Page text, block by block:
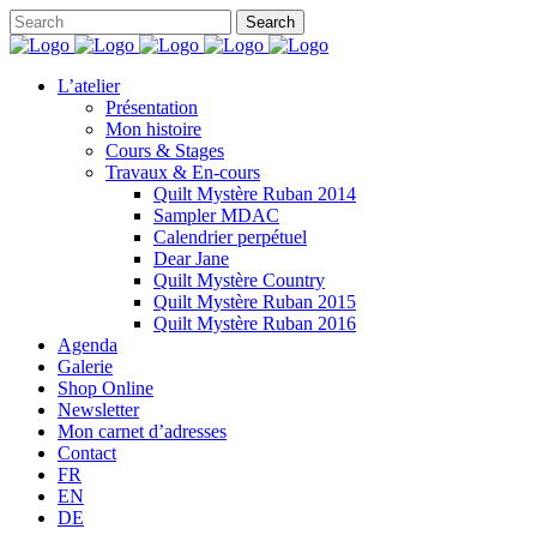
L’atelier
Présentation
Mon histoire
Cours & Stages
Travaux & En-cours
Quilt Mystère Ruban 2014
Sampler MDAC
Calendrier perpétuel
Dear Jane
Quilt Mystère Country
Quilt Mystère Ruban 2015
Quilt Mystère Ruban 2016
Agenda
Galerie
Shop Online
Newsletter
Mon carnet d’adresses
Contact
FR
EN
DE